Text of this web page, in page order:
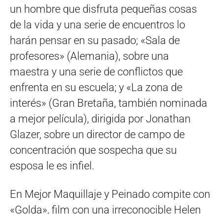
un hombre que disfruta pequeñas cosas
de la vida y una serie de encuentros lo
harán pensar en su pasado; «Sala de
profesores» (Alemania), sobre una
maestra y una serie de conflictos que
enfrenta en su escuela; y «La zona de
interés» (Gran Bretaña, también nominada
a mejor película), dirigida por Jonathan
Glazer, sobre un director de campo de
concentración que sospecha que su
esposa le es infiel.
En Mejor Maquillaje y Peinado compite con
«Golda», film con una irreconocible Helen